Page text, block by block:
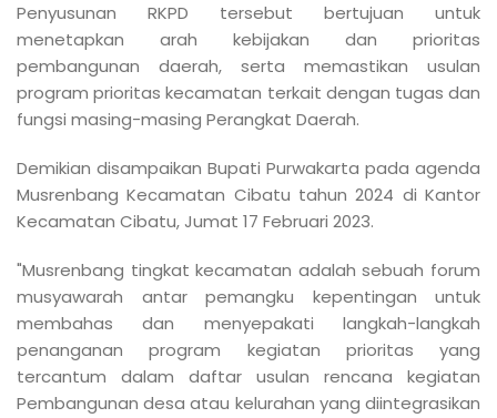
Penyusunan RKPD tersebut bertujuan untuk
menetapkan arah kebijakan dan prioritas
pembangunan daerah, serta memastikan usulan
program prioritas kecamatan terkait dengan tugas dan
fungsi masing-masing Perangkat Daerah.
Demikian disampaikan Bupati Purwakarta pada agenda
Musrenbang Kecamatan Cibatu tahun 2024 di Kantor
Kecamatan Cibatu, Jumat 17 Februari 2023.
"Musrenbang tingkat kecamatan adalah sebuah forum
musyawarah antar pemangku kepentingan untuk
membahas dan menyepakati langkah-langkah
penanganan program kegiatan prioritas yang
tercantum dalam daftar usulan rencana kegiatan
Pembangunan desa atau kelurahan yang diintegrasikan